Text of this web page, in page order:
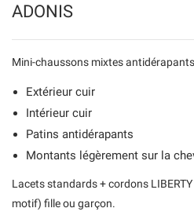
ADONIS
Mini-chaussons mixtes
Extérieur cuir
Intérieur cuir
Patins antidérapants
Montants légèrement sur la
Lacets standards + cordons
motif) fille ou garçon.